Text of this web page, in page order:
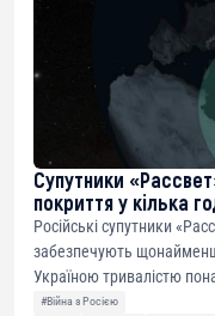
Супутники
покриття у кілька
Російські супутники
забезпечують
Україною тривалістю
#Війна з Росією